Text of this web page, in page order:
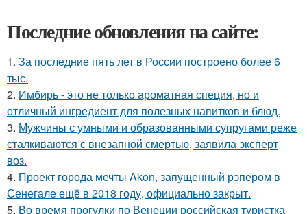
Последние обновления на сайте:
1. За последние пять лет в России построено более 6
тыс.
2. Имбирь - это не только ароматная специя, но и
отличный ингредиент для полезных напитков и блюд.
3. Мужчины с умными и образованными супругами реже
сталкиваются с внезапной смертью, заявила эксперт
воз.
4. Проект города мечты Akon, запущенный рэпером в
Сенегале ещё в 2018 году, официально закрыт.
5. Во время прогулки по Венеции российская туристка